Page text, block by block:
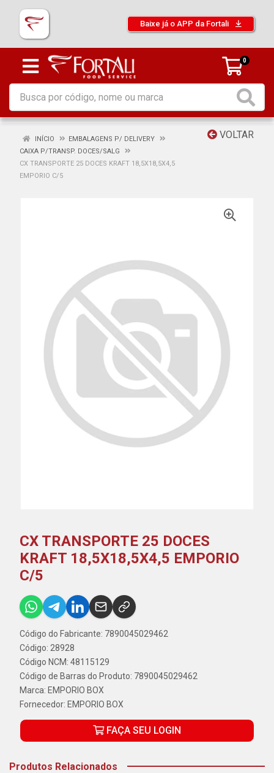
Baixe já o APP da Fortali
0
VOLTAR
INÍCIO
EMBALAGENS P/ DELIVERY
CAIXA P/TRANSP. DOCES/SALG
CX TRANSPORTE 25 DOCES KRAFT 18,5X18,5X4,5
EMPORIO C/5
CX TRANSPORTE 25 DOCES
KRAFT 18,5X18,5X4,5 EMPORIO
C/5
Código do Fabricante: 7890045029462
Código: 28928
Código NCM: 48115129
Código de Barras do Produto: 7890045029462
Marca: EMPORIO BOX
Fornecedor: EMPORIO BOX
FAÇA SEU LOGIN
Produtos Relacionados